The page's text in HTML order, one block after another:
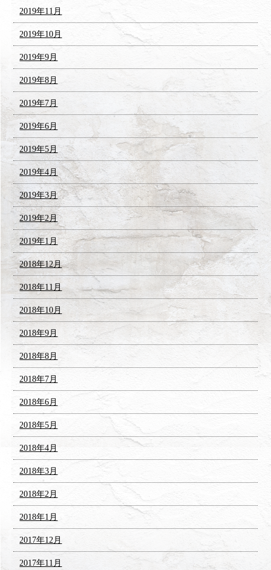
2019年11月
2019年10月
2019年9月
2019年8月
2019年7月
2019年6月
2019年5月
2019年4月
2019年3月
2019年2月
2019年1月
2018年12月
2018年11月
2018年10月
2018年9月
2018年8月
2018年7月
2018年6月
2018年5月
2018年4月
2018年3月
2018年2月
2018年1月
2017年12月
2017年11月